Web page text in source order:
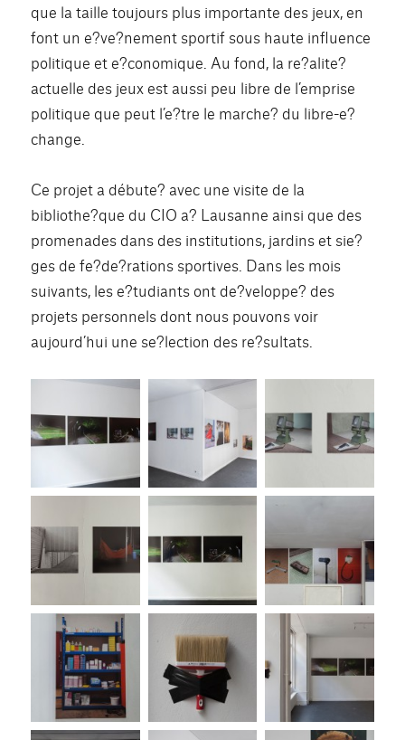
que la taille toujours plus importante des jeux, en
font un e?ve?nement sportif sous haute influence
politique et e?conomique. Au fond, la re?alite?
actuelle des jeux est aussi peu libre de l’emprise
politique que peut l’e?tre le marche? du libre-e?
change.
Ce projet a débute? avec une visite de la
bibliothe?que du CIO a? Lausanne ainsi que des
promenades dans des institutions, jardins et sie?
ges de fe?de?rations sportives. Dans les mois
suivants, les e?tudiants ont de?veloppe? des
projets personnels dont nous pouvons voir
aujourd’hui une se?lection des re?sultats.